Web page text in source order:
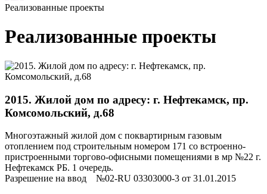
Реализованные проекты
Реализованные проекты
2015. Жилой дом по адресу: г. Нефтекамск, пр.
Комсомольский, д.68
Многоэтажный жилой дом с поквартирным газовым
отоплением под строительным номером 171 со встроенно-
пристроенными торгово-офисными помещениями в мр №22 г.
Нефтекамск РБ. 1 очередь.
Разрешение на ввод №02-RU 03303000-3 от 31.01.2015